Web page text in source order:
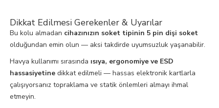
Dikkat Edilmesi Gerekenler & Uyarılar
Bu kolu almadan cihazınızın soket tipinin 5 pin dişi soket
olduğundan emin olun — aksi takdirde uyumsuzluk yaşanabilir.
Havya kullanımı sırasında ısıya, ergonomiye ve ESD
hassasiyetine dikkat edilmeli — hassas elektronik kartlarla
çalışıyorsanız topraklama ve statik önlemleri almayı ihmal
etmeyin.